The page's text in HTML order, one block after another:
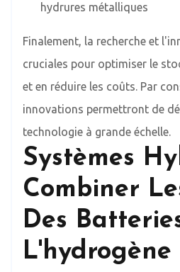
hydrures métalliques
Finalement, la recherche et
cruciales pour optimiser le
et en réduire les coûts. Par
innovations permettront de
technologie à grande échelle.
Systèmes
Combiner
Des
L'hydrogène